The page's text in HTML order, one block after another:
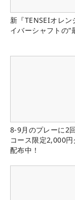
新『TENSEIオレン
イバーシャフトの“
8-9月のプレーに2
コース限定2,000円
配布中！